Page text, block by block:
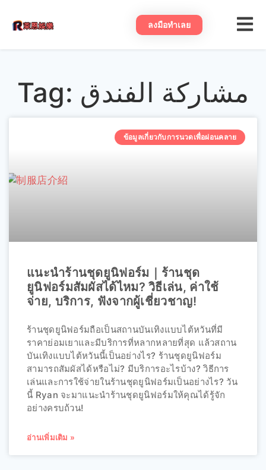
ลงมือทําเลย
Tag: مشاركة الفندق
ข้อมูลเกี่ยวกับการนวดเพื่อผ่อนคลาย
แนะนำร้านชุดยูนิฟอร์ม｜ร้านชุด
ยูนิฟอร์มสัมผัสได้ไหม? วิธีเล่น, ค่าใช้
จ่าย, บริการ, ฟังจากผู้เชี่ยวชาญ!
ร้านชุดยูนิฟอร์มถือเป็นสถานบันเทิงแบบไต้หวันที่มี
ราคาย่อมเยาและมีบริการที่หลากหลายที่สุด แล้วสถาน
บันเทิงแบบไต้หวันนี้เป็นอย่างไร? ร้านชุดยูนิฟอร์ม
สามารถสัมผัสได้หรือไม่? มีบริการอะไรบ้าง? วิธีการ
เล่นและการใช้จ่ายในร้านชุดยูนิฟอร์มเป็นอย่างไร? วัน
นี้ Ryan จะมาแนะนำร้านชุดยูนิฟอร์มให้คุณได้รู้จัก
อย่างครบถ้วน!
อ่านเพิ่มเติม »